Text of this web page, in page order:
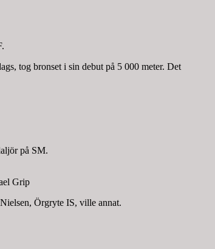
tog bronset i sin debut på 5 000 meter. Det
på SM.
Grip
Örgryte IS, ville annat.